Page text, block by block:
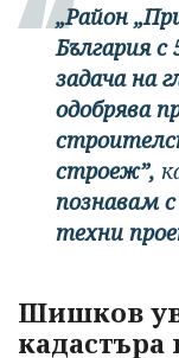
„Район
България
задача на
одобрява
строеж”,
познавам
техни
Шишков
кадастъра